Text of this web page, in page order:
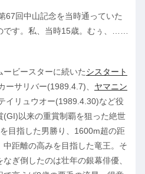
67回中山記念を当時通っていた
です。私、当時15歳。むぅ、……
ビースターに続いたシスタート
ーサリバー(1989.4.7)、 ヤマニン
イリュウオー(1989.4.30)など役
以来の重賞制覇を狙った絶世
目指した男勝り、1600m超の距
距離の高みを目指した竜王。そ
ぎ倒したのは壮年の銀幕俳優、